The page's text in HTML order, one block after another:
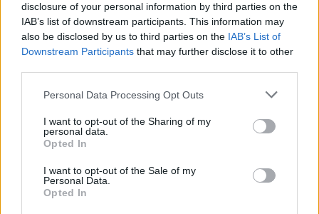
disclosure of your personal information by third parties on the
IAB’s list of downstream participants. This information may
also be disclosed by us to third parties on the IAB’s List of
Downstream Participants that may further disclose it to other
Please note that this website/app uses one or more Google
not limited to your visit or usage behaviour. You may click to
grant or deny consent to Google and its third-party tags to
use your data for below specified purposes in below Google
consent section.
Personal Data Processing Opt Outs
I want to opt-out of the Sharing of my
personal data.
Opted In
I want to opt-out of the Sale of my
Personal Data.
Opted In
Σχόλια
Καιρός «hot – dry – windy»
τις επόμενες 48 ώρες:
Αυξημένος ο κίνδυνος
φωτιάς, συναγερμός σε 6
Σε 57χρονη
από την Κυψέλη
σορός που βρέθηκε
Λυκαβηττό - Από